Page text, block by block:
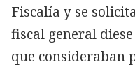
Fiscalía y se
fiscal general
que consideraban